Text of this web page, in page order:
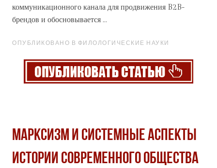
коммуникационного канала для продвижения B2B-
брендов и обосновывается ...
ОПУБЛИКОВАНО В ФИЛОЛОГИЧЕСКИЕ НАУКИ
МАРКСИЗМ И СИСТЕМНЫЕ АСПЕКТЫ
ИСТОРИИ СОВРЕМЕННОГО ОБЩЕСТВА